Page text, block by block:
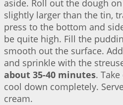
aside. Roll out the dough
slightly larger than the tin,
press to the bottom and
be quite high. Fill the
smooth out the surface.
and sprinkle with the
about 35-40 minutes.
cool down completely.
cream.